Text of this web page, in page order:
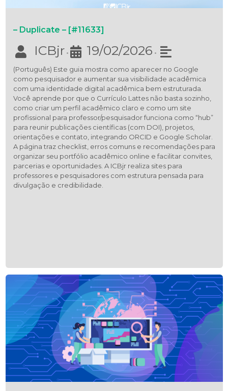
– Duplicate – [#11633]
ICBjr • 19/02/2026 •
(Português) Este guia mostra como aparecer no Google
como pesquisador e aumentar sua visibilidade acadêmica
com uma identidade digital acadêmica bem estruturada.
Você aprende por que o Currículo Lattes não basta sozinho,
como criar um perfil acadêmico claro e como um site
profissional para professor/pesquisador funciona como “hub”
para reunir publicações científicas (com DOI), projetos,
orientações e contato, integrando ORCID e Google Scholar.
A página traz checklist, erros comuns e recomendações para
organizar seu portfólio acadêmico online e facilitar convites,
parcerias e oportunidades. A ICBjr realiza sites para
professores e pesquisadores com estrutura pensada para
divulgação e credibilidade.